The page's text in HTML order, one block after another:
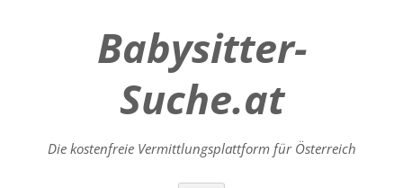
Babysitter-
Suche.at
Die kostenfreie Vermittlungsplattform für Österreich